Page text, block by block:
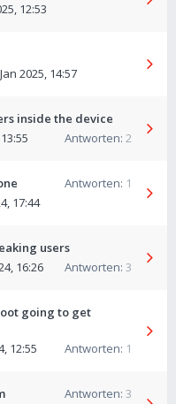
12:53
2025, 14:57
inside the device
Antworten: 2
Antworten: 1
17:44
users
Antworten: 3
16:26
going to get
Antworten: 1
12:55
Antworten: 3